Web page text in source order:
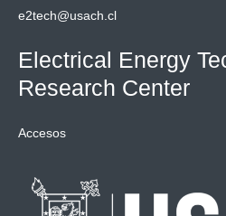
e2tech@usach.cl
Electrical Energy
Research Center
Accesos